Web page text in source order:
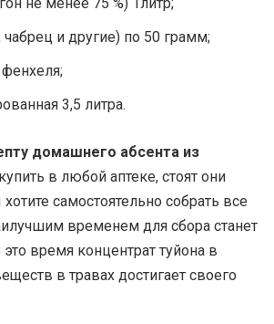
и другие) по 50 грамм;
3,5 литра.
домашнего абсента из
в любой аптеке, стоят они
самостоятельно собрать все
временем для сбора станет
это время концентрат туйона в
в травах достигает своего